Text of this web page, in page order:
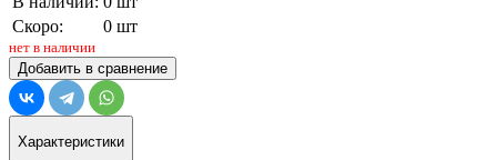
Скоро:
0 шт
нет в наличии
Добавить в сравнение
Характеристики